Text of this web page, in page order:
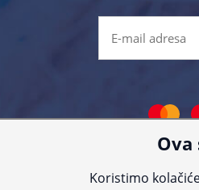
proizvoda. Za najažurnije informacije
Koristimo